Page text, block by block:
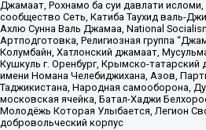
Джамаат, Рохнамо ба суи давлати
сообщество Сеть, Катиба Таухид валь-
Ахлю Сунна Валь Джамаа, National
Артподготовка, Религиозная группа
Колумбайн, Хатлонский джамаат,
Кушкуль г. Оренбург, Крымско-татарский
имени Номана Челебиджихана, Азов,
Таджикистана, Народная самооборона,
московская ячейка, Батал-Хаджи
Молодёжь Которая Улыбается, Легион
добровольческий корпус